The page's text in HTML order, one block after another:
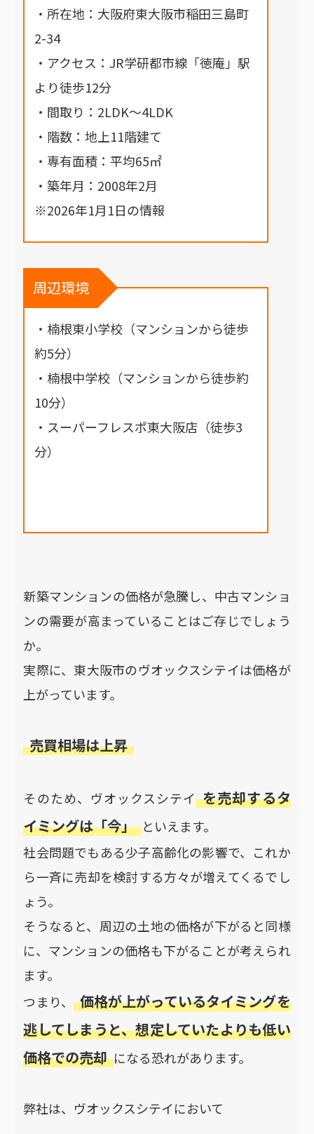
・所在地：大阪府東大阪市稲田三島町
2-34
・アクセス：JR学研都市線「徳庵」駅
より徒歩12分
・間取り：2LDK～4LDK
・階数：地上11階建て
・専有面積：平均65㎡
・築年月：2008年2月
※2026年1月1日の情報
周辺環境
・楠根東小学校（マンションから徒歩
約5分）
・楠根中学校（マンションから徒歩約
10分）
・スーパーフレスポ東大阪店（徒歩3
分）
新築マンションの価格が急騰し、中古マンショ
ンの需要が高まっていることはご存じでしょう
か。
実際に、東大阪市のヴオックスシテイは価格が
上がっています。
売買相場は上昇
そのため、ヴオックスシテイ を売却するタ
イミングは「今」 といえます。
社会問題でもある少子高齢化の影響で、これか
ら一斉に売却を検討する方々が増えてくるでし
ょう。
そうなると、周辺の土地の価格が下がると同様
に、マンションの価格も下がることが考えられ
ます。
つまり、
価格が上がっているタイミングを
逃してしまうと、想定していたよりも低い
価格での売却 になる恐れがあります。
弊社は、ヴオックスシテイにおいて